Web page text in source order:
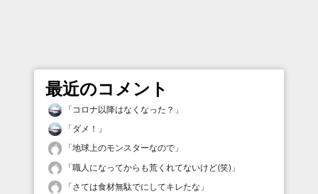
最近のコメント
「 コロナ以降はなくなった？ 」
「ダメ！ 」
「地球上のモンスターなので 」
「職人になってからも荒くれてないけど(笑) 」
「さては食材無駄でにしてキレたな 」